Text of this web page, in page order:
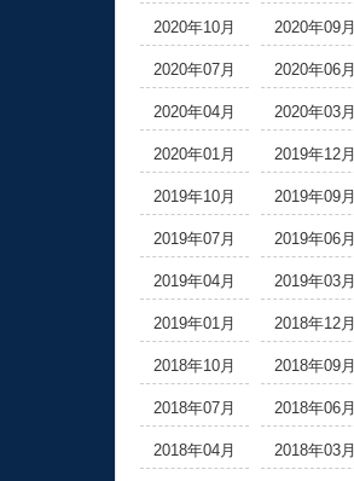
2020年10月 2020年09月
2020年07月 2020年06月
2020年04月 2020年03月
2020年01月 2019年12月
2019年10月 2019年09月
2019年07月 2019年06月
2019年04月 2019年03月
2019年01月 2018年12月
2018年10月 2018年09月
2018年07月 2018年06月
2018年04月 2018年03月